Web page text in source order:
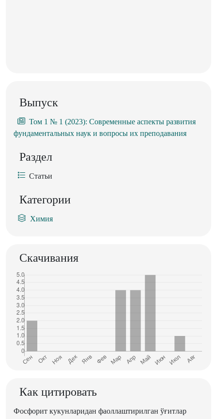
Выпуск
Том 1 № 1 (2023): Современные аспекты развития
фундаментальных наук и вопросы их преподавания
Раздел
Статьи
Категории
Химия
Скачивания
Как цитировать
Фосфорит кукунларидан фаоллаштирилган ўғитлар